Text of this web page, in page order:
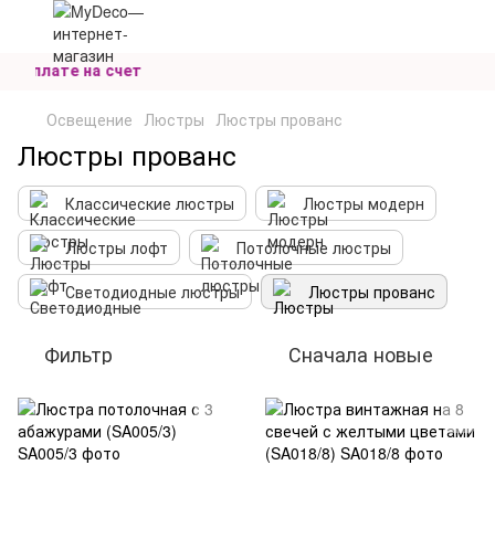
оплате на счет
Освещение Люстры Люстры прованс
Люстры прованс
Классические люстры
Люстры модерн
Люстры лофт
Потолочные люстры
Светодиодные люстры
Люстры прованс
Фильтр Сначала новые